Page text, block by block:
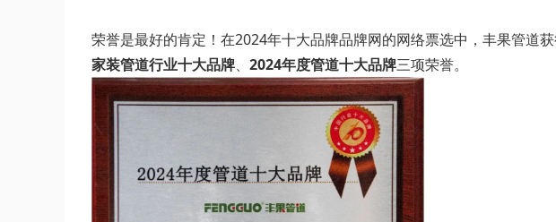
荣誉是最好的肯定！在2024年十大品牌品牌网的网络票选中，丰果管道
家装管道行业十大品牌、 2024年度管道十大品牌三项荣誉。